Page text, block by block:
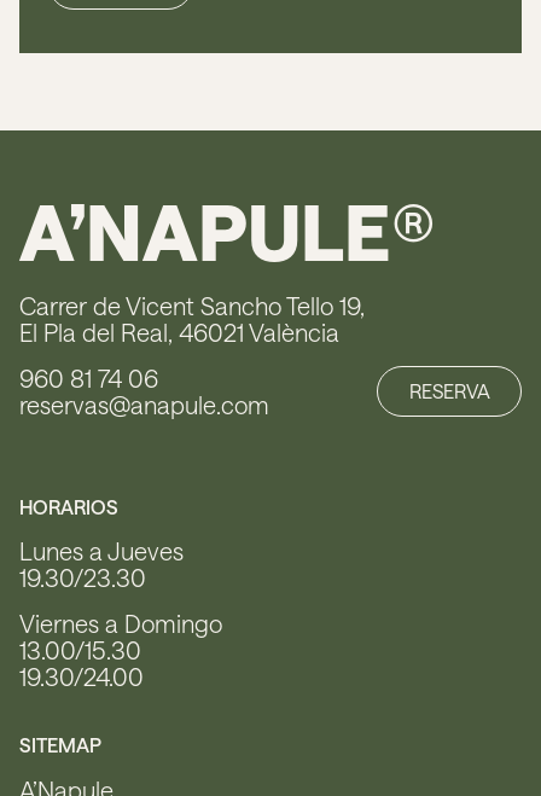
A’NAPULE®
Carrer de Vicent Sancho Tello 19,
El Pla del Real, 46021 València
960 81 74 06
reservas@anapule.com
RESERVA
HORARIOS
Lunes a Jueves
19.30/23.30
Viernes a Domingo
13.00/15.30
19.30/24.00
SITEMAP
A’Napule